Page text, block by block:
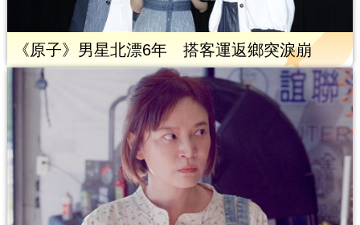
《原子》男星北漂6年 搭客運返鄉突淚崩